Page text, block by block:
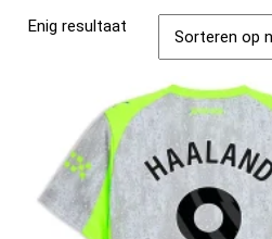
Enig resultaat